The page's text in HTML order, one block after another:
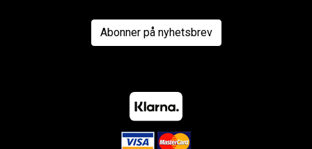
Abonner på nyhetsbrev